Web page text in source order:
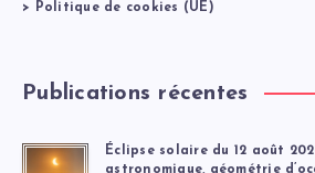
>
Politique de cookies (UE)
Publications récentes
Éclipse solaire du 12 août
astronomique, géométrie